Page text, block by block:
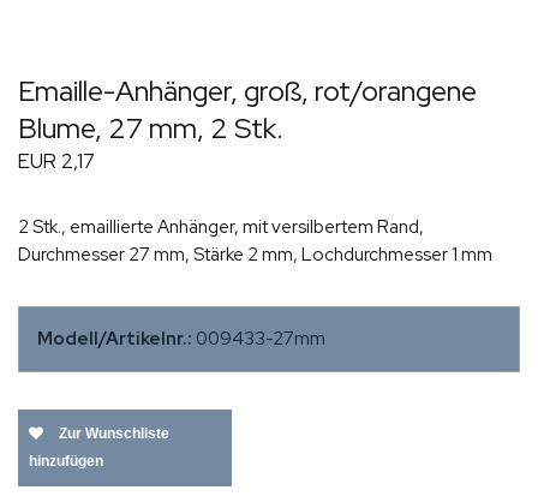
Emaille-Anhänger, groß, rot/orangene
Blume, 27 mm, 2 Stk.
EUR 2,17
2 Stk., emaillierte Anhänger, mit versilbertem Rand,
Durchmesser 27 mm, Stärke 2 mm, Lochdurchmesser 1 mm
Modell/Artikelnr.: 009433-27mm
Zur Wunschliste
hinzufügen